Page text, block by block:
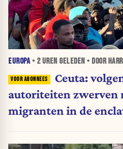
EUROPA• 2 UREN GELEDEN • DOOR
Ceuta:
autoriteiten zwerven
migranten in de